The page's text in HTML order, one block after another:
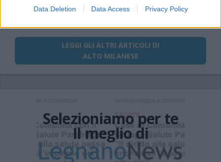
Data Deletion Data Access Privacy Policy
barbara benedettelli
parabiago
LEGGI GLI ALTRI ARTICOLI DI
ALTO MILANESE
Selezioniamo per te
Il meglio di